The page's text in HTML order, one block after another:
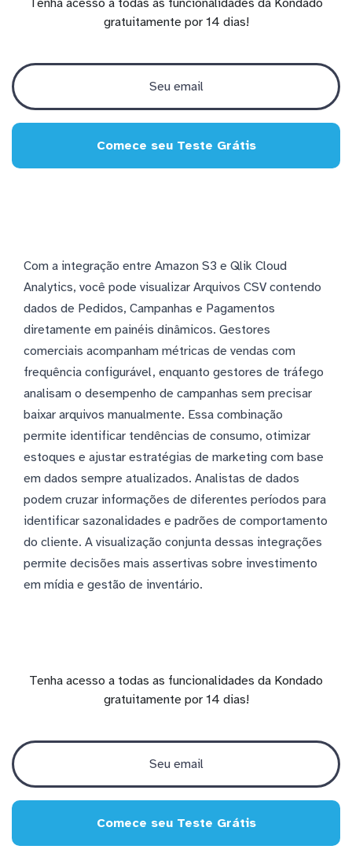
gratuitamente por 14 dias!
Comece seu Teste Grátis
Com a integração entre Amazon S3 e Qlik Cloud
Analytics, você pode visualizar Arquivos CSV contendo
dados de Pedidos, Campanhas e Pagamentos
diretamente em painéis dinâmicos. Gestores
comerciais acompanham métricas de vendas com
frequência configurável, enquanto gestores de tráfego
analisam o desempenho de campanhas sem precisar
baixar arquivos manualmente. Essa combinação
permite identificar tendências de consumo, otimizar
estoques e ajustar estratégias de marketing com base
em dados sempre atualizados. Analistas de dados
podem cruzar informações de diferentes períodos para
identificar sazonalidades e padrões de comportamento
do cliente. A visualização conjunta dessas integrações
permite decisões mais assertivas sobre investimento
em mídia e gestão de inventário.
Tenha acesso a todas as funcionalidades da Kondado
gratuitamente por 14 dias!
Comece seu Teste Grátis